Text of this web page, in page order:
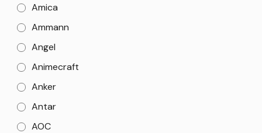
Amica
Ammann
Angel
Animecraft
Anker
Antar
AOC